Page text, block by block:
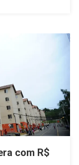
com R$